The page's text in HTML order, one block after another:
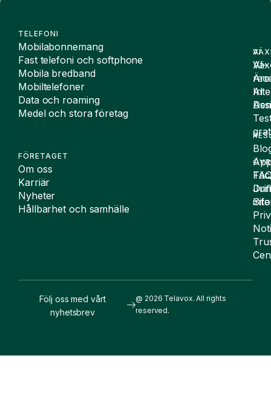
TELEFONI
Mobilabonnemang
Fast telefoni och softphone
Mobila bredband
Mobiltelefoner
Data och roaming
Medel och stora företag
FÖRETAGET
Om oss
Karriär
Nyheter
Hållbarhet och samhälle
AI
AI-
AI
@ 2026 Telavox. All rights
reserved.
Följ oss med vårt
nyhetsbrev